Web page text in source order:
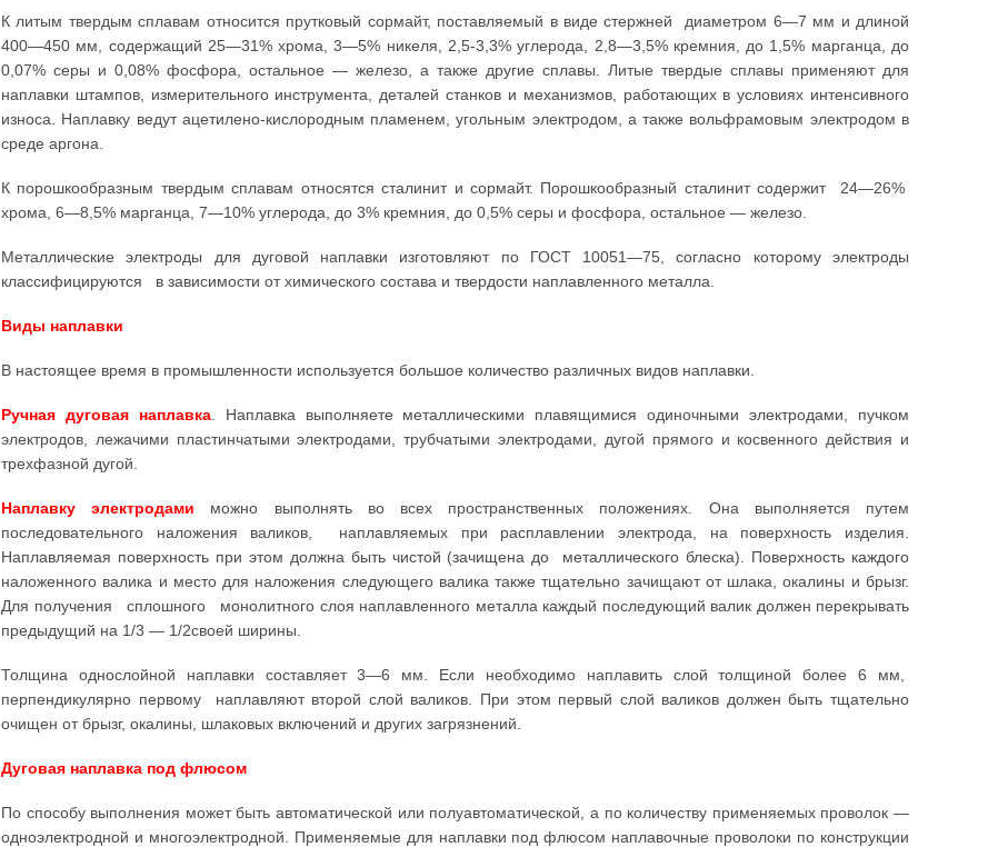
К литым твердым сплавам относится прутковый сормайт, поставляемый в виде стержней диаметром 6—7 мм и длиной
400—450 мм, содержащий 25—31% хрома, 3—5% никеля, 2,5-3,3% углерода, 2,8—3,5% кремния, до 1,5% марганца, до
0,07% серы и 0,08% фосфора, остальное — железо, а также другие сплавы. Литые твердые сплавы применяют для
наплавки штампов, измерительного инструмента, деталей станков и механизмов, работающих в условиях интенсивного
износа. Наплавку ведут ацетилено-кислородным пламенем, угольным электродом, а также вольфрамовым электродом в
среде аргона.
К порошкообразным твердым сплавам относятся сталинит и сормайт. Порошкообразный сталинит содержит 24—26%
хрома, 6—8,5% марганца, 7—10% углерода, до 3% кремния, до 0,5% серы и фосфора, остальное — железо.
Металлические электроды для дуговой наплавки изготовляют по ГОСТ 10051—75, согласно которому электроды
классифицируются в зависимости от химического состава и твердости наплавленного металла.
Виды наплавки
В настоящее время в промышленности используется большое количество различных видов наплавки.
Ручная дуговая наплавка. Наплавка выполняете металлическими плавящимися одиночными электродами, пучком
электродов, лежачими пластинчатыми электродами, трубчатыми электродами, дугой прямого и косвенного действия и
трехфазной дугой.
Наплавку электродами можно выполнять во всех пространственных положениях. Она выполняется путем
последовательного наложения валиков, наплавляемых при расплавлении электрода, на поверхность изделия.
Наплавляемая поверхность при этом должна быть чистой (зачищена до металлического блеска). Поверхность каждого
наложенного валика и место для наложения следующего валика также тщательно зачищают от шлака, окалины и брызг.
Для получения сплошного монолитного слоя наплавленного металла каждый последующий валик должен перекрывать
предыдущий на 1/3 — 1/2своей ширины.
Толщина однослойной наплавки составляет 3—6 мм. Если необходимо наплавить слой толщиной более 6 мм,
перпендикулярно первому наплавляют второй слой валиков. При этом первый слой валиков должен быть тщательно
очищен от брызг, окалины, шлаковых включений и других загрязнений.
Дуговая наплавка под флюсом
По способу выполнения может быть автоматической или полуавтоматической, а по количеству применяемых проволок —
одноэлектродной и многоэлектродной. Применяемые для наплавки под флюсом наплавочные проволоки по конструкции